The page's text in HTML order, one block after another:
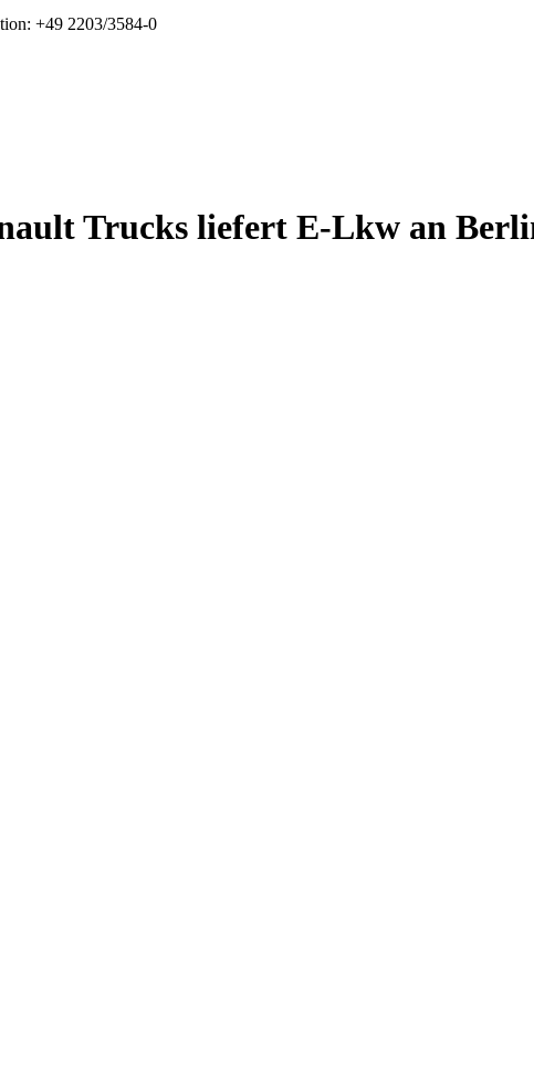
+49 2203/3584-0
Trucks liefert E-Lkw an